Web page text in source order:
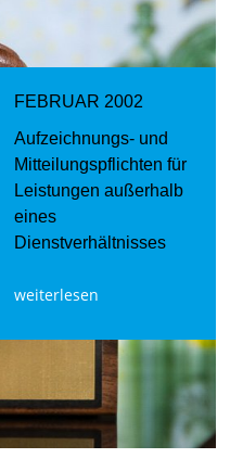
FEBRUAR 2002
Aufzeichnungs- und
Mitteilungspflichten für
Leistungen außerhalb
eines
Dienstverhältnisses
weiterlesen